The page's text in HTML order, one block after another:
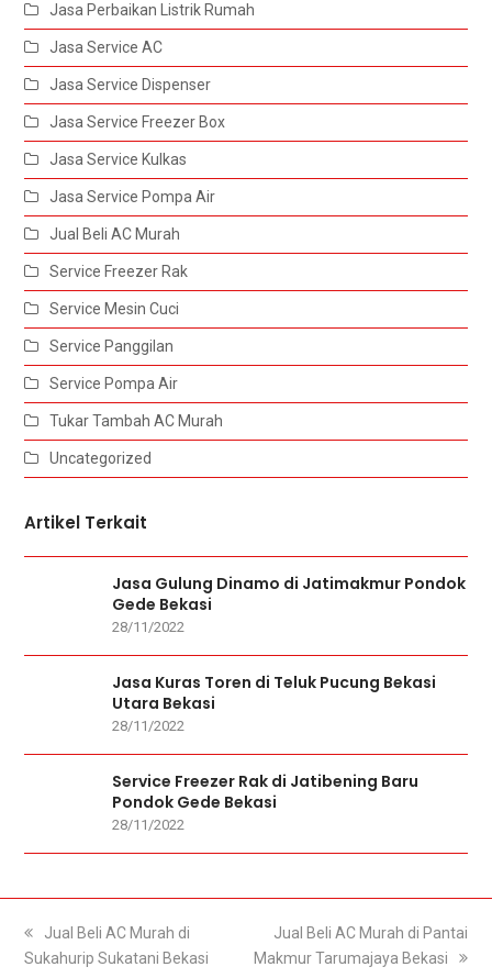
Jasa Perbaikan Listrik Rumah
Jasa Service AC
Jasa Service Dispenser
Jasa Service Freezer Box
Jasa Service Kulkas
Jasa Service Pompa Air
Jual Beli AC Murah
Service Freezer Rak
Service Mesin Cuci
Service Panggilan
Service Pompa Air
Tukar Tambah AC Murah
Uncategorized
Artikel Terkait
Jasa Gulung Dinamo di Jatimakmur Pondok
Gede Bekasi
28/11/2022
Jasa Kuras Toren di Teluk Pucung Bekasi
Utara Bekasi
28/11/2022
Service Freezer Rak di Jatibening Baru
Pondok Gede Bekasi
28/11/2022
previous
post:
Jual Beli AC Murah di
Sukahurip Sukatani Bekasi
next
post:
Jual Beli AC Murah di Pantai
Makmur Tarumajaya Bekasi